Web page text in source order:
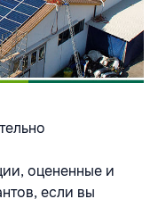
оцененные и
если вы